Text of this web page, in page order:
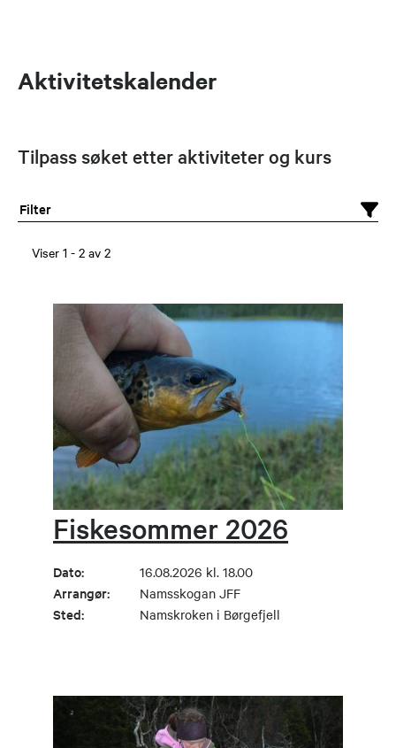
Aktivitetskalender
Tilpass søket etter aktiviteter og kurs
Filter
Viser 1 - 2 av 2
Fiskesommer 2026
Dato: 16.08.2026 kl. 18.00
Arrangør: Namsskogan JFF
Sted: Namskroken i Børgefjell